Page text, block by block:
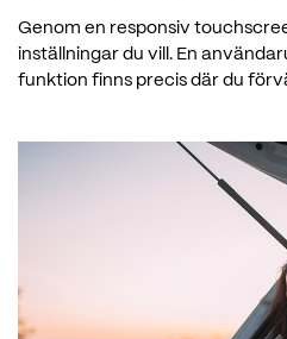
Genom en responsiv
inställningar du vill. En
funktion finns precis där du